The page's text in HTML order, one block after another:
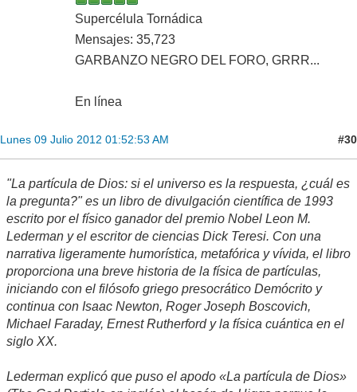
Supercélula Tornádica
Mensajes: 35,723
GARBANZO NEGRO DEL FORO, GRRR...
En línea
Lunes 09 Julio 2012 01:52:53 AM #30
"La partícula de Dios: si el universo es la respuesta, ¿cuál es
la pregunta?" es un libro de divulgación científica de 1993
escrito por el físico ganador del premio Nobel Leon M.
Lederman y el escritor de ciencias Dick Teresi. Con una
narrativa ligeramente humorística, metafórica y vívida, el libro
proporciona una breve historia de la física de partículas,
iniciando con el filósofo griego presocrático Demócrito y
continua con Isaac Newton, Roger Joseph Boscovich,
Michael Faraday, Ernest Rutherford y la física cuántica en el
siglo XX.
Lederman explicó que puso el apodo «La partícula de Dios»